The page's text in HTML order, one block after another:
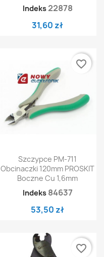
Indeks 22878
31,60 zł
Szczypce PM-711
Obcinaczki 120mm PROSKIT
Boczne Cu 1,6mm
Indeks 84637
53,50 zł
favorite_border
favorite_border